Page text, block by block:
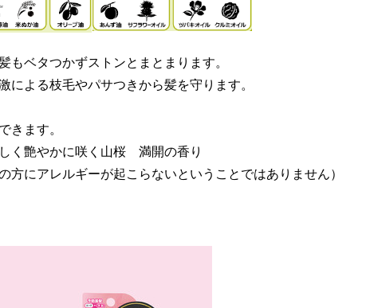
もベタつかずストンとまとまります。
による枝毛やパサつきから髪を守ります。
きます。
く艶やかに咲く山桜 満開の香り
方にアレルギーが起こらないということではありません）